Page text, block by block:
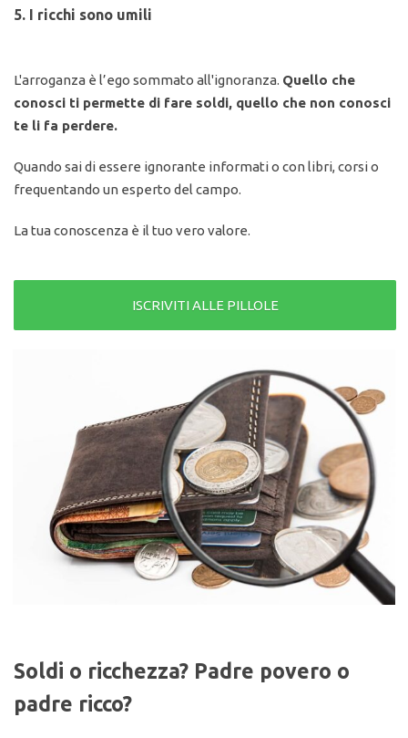
5. I ricchi sono umili
L'arroganza è l’ego sommato all'ignoranza. Quello che
conosci ti permette di fare soldi, quello che non conosci
te li fa perdere.
Quando sai di essere ignorante informati o con libri, corsi o
frequentando un esperto del campo.
La tua conoscenza è il tuo vero valore.
ISCRIVITI ALLE PILLOLE
Soldi o ricchezza? Padre povero o
padre ricco?